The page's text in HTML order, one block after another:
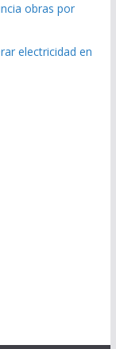
obras por
electricidad en